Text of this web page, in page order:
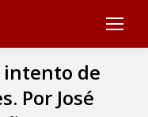
intento de
Por José